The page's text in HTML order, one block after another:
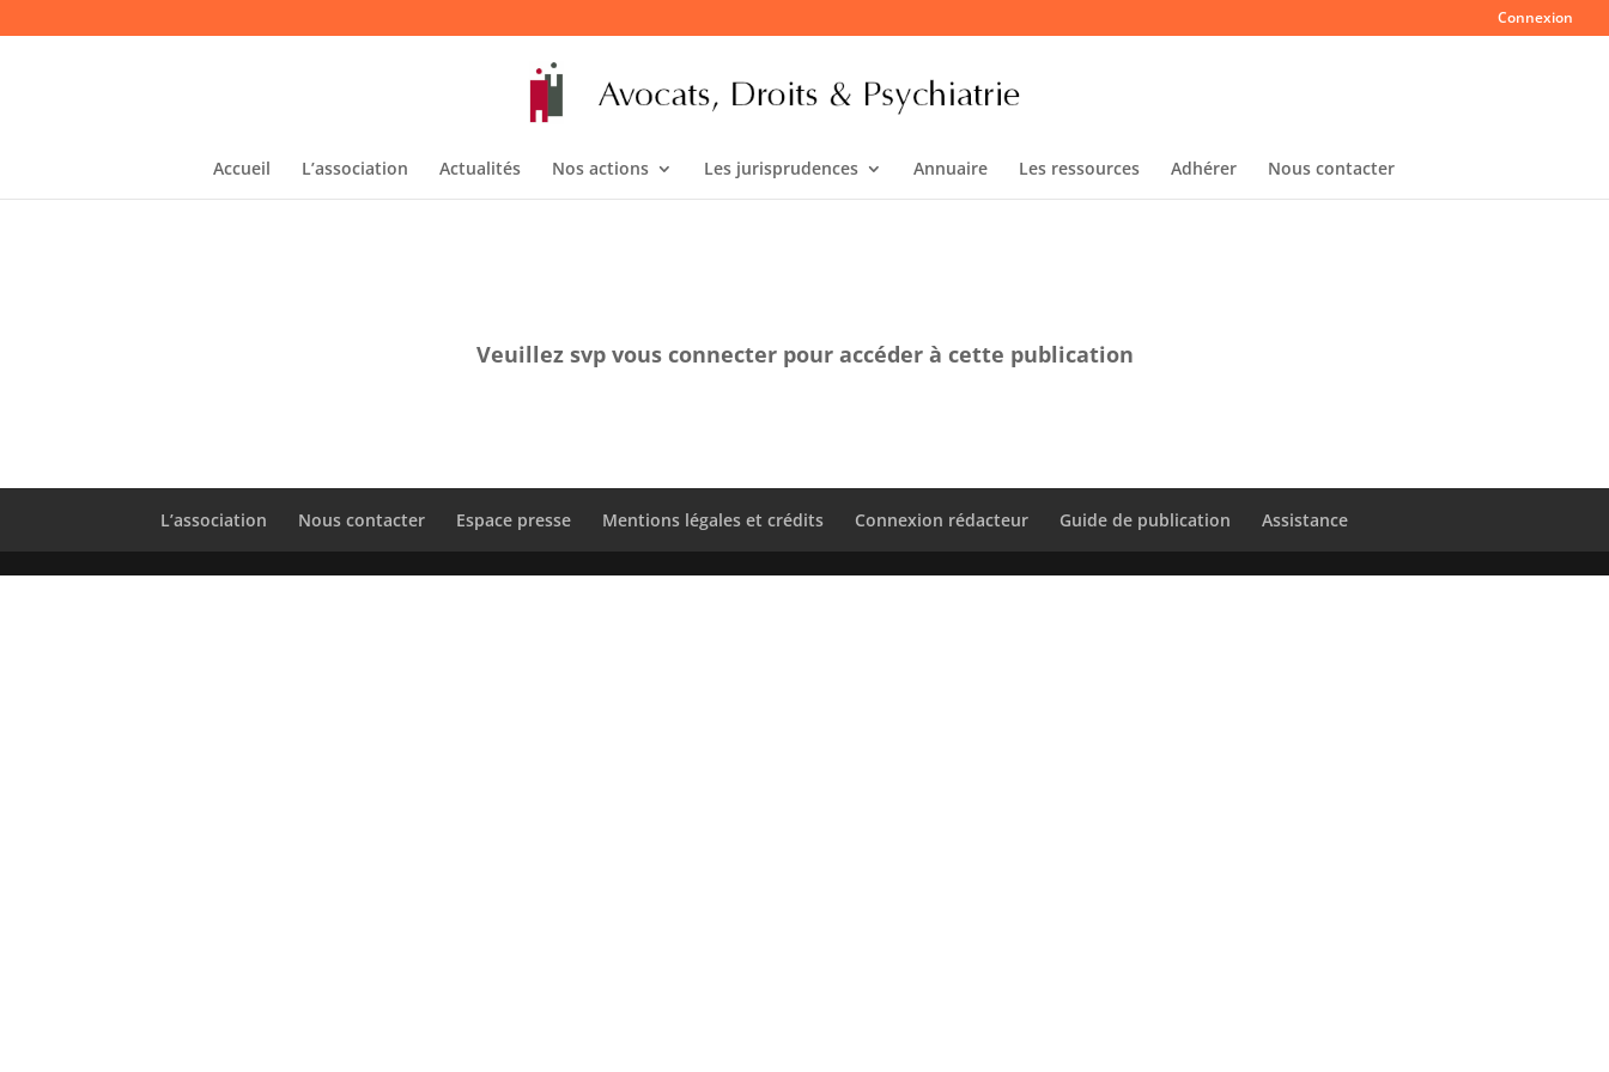
Connexion
Accueil L’association Actualités Nos actions Les jurisprudences Annuaire Les ressources Adhérer Nous contacter
Veuillez svp vous connecter pour accéder à cette publication
L’association Nous contacter Espace presse Mentions légales et crédits Connexion rédacteur Guide de publication Assistance